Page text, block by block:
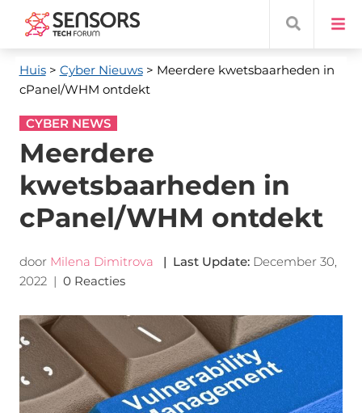
Huis> Cyber ​​Nieuws> Meerdere kwetsbaarheden in
cPanel/WHM ontdekt
CYBER NEWS
Meerdere
kwetsbaarheden in
cPanel/WHM ontdekt
door Milena Dimitrova | Last Update: December 30,
2022| 0 Reacties